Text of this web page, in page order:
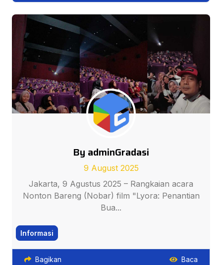
By adminGradasi
9 August 2025
Jakarta, 9 Agustus 2025 – Rangkaian acara
Nonton Bareng (Nobar) film "Lyora: Penantian
Bua...
Informasi
Bagikan Baca